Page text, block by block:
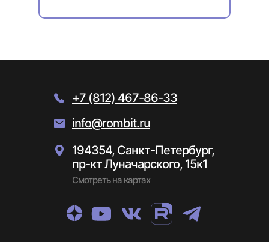
194354, Санкт-Петербург,
пр-кт Луначарского, 15к1
info@rombit.ru
Смотреть на картах
+7 (812) 467-86-33